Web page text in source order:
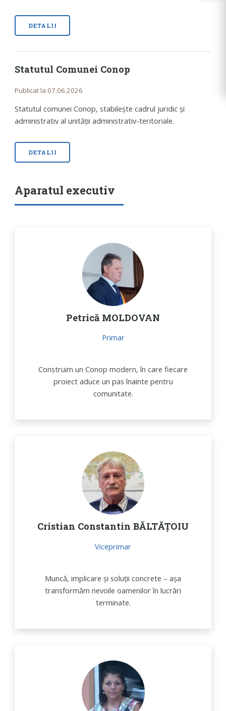
DETALII
Statutul Comunei Conop
Publicat la 07.06.2026
Statutul comunei Conop, stabilește cadrul juridic și
administrativ al unității administrativ-teritoriale.
DETALII
Aparatul executiv
Petrică MOLDOVAN
Primar
Construim un Conop modern, în care fiecare
proiect aduce un pas înainte pentru
comunitate.
Cristian Constantin BĂLTĂȚOIU
Viceprimar
Muncă, implicare și soluții concrete – așa
transformăm nevoile oamenilor în lucrări
terminate.